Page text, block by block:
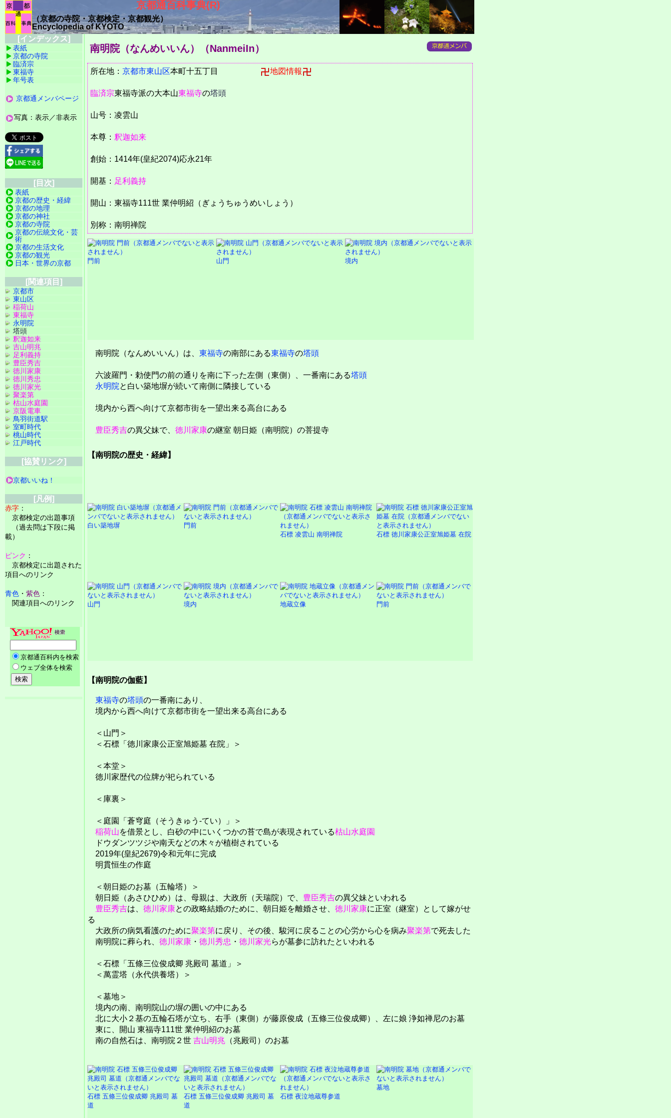
京都通百科事典(R)
（京都の寺院・京都検定・京都観光）
Encyclopedia of KYOTO
南明院（なんめいいん） （NanmeiIn）
所在地： 京都市東山区本町十五丁目 地図情報
臨済宗東福寺派の大本山東福寺の塔頭
山号：凌雲山
本尊： 釈迦如来
創始：1414年(皇紀2074)応永21年
開基： 足利義持
開山：東福寺111世 業仲明紹（ぎょうちゅうめいしょう）
別称：南明禅院
門前 山門 境内
南明院（なんめいいん）は、 東福寺の南部にある東福寺の塔頭
六波羅門・勅使門の前の通りを南に下った左側（東側）、一番南にある塔頭
永明院と白い築地塀が続いて南側に隣接している
境内から西へ向けて京都市街を一望出来る高台にある
豊臣秀吉の異父妹で、 徳川家康の継室 朝日姫（南明院）の菩提寺
【南明院の歴史・経緯】
白い築地塀
門前
石標 凌雲山 南明禅院
石標 徳川家康公正室旭姫墓 在院
山門 境内 地蔵立像 門前
【南明院の伽藍】
東福寺の塔頭の一番南にあり、
境内から西へ向けて京都市街を一望出来る高台にある
＜山門＞
＜石標「徳川家康公正室旭姫墓 在院」＞
＜本堂＞
徳川家歴代の位牌が祀られている
＜庫裏＞
＜庭園「蒼穹庭（そうきゅう-てい）」＞
稲荷山を借景とし、白砂の中にいくつかの苔で島が表現されている枯山水庭園
ドウダンツツジや南天などの木々が植樹されている
2019年(皇紀2679)令和元年に完成
明貫恒生の作庭
＜朝日姫のお墓（五輪塔）＞
朝日姫（あさひひめ）は、母親は、大政所（天瑞院）で、 豊臣秀吉の異父妹といわれる
豊臣秀吉は、 徳川家康との政略結婚のために、朝日姫を離婚させ、 徳川家康に正室（継室）として嫁がせ
る
大政所の病気看護のために聚楽第に戻り、その後、駿河に戻ることの心労から心を病み聚楽第で死去した
南明院に葬られ、 徳川家康 ・ 徳川秀忠 ・ 徳川家光らが墓参に訪れたといわれる
＜石標「五條三位俊成卿 兆殿司 墓道」＞
＜萬霊塔（永代供養塔）＞
＜墓地＞
境内の南、南明院山の塀の囲いの中にある
北に大小２基の五輪石塔が立ち、右手（東側）が藤原俊成（五條三位俊成卿）、左に娘 浄如禅尼のお墓
東に、開山 東福寺111世 業仲明紹のお墓
南の自然石は、南明院２世 吉山明兆 （兆殿司）のお墓
石標 五條三位俊成卿 兆殿司 墓
道
石標 五條三位俊成卿 兆殿司 墓
道
石標 夜泣地蔵尊参道
墓地
[インデックス]
表紙
京都の寺院
臨済宗
東福寺
年号表
京都通メンバページ
写真：表示／非表示
[目次]
表紙
京都の歴史・経緯
京都の地理
京都の神社
京都の寺院
京都の伝統文化・芸
術
京都の生活文化
京都の観光
日本・世界の京都
[関連項目]
京都市
東山区
稲荷山
東福寺
永明院
塔頭
釈迦如来
吉山明兆
足利義持
豊臣秀吉
徳川家康
徳川秀忠
徳川家光
聚楽第
枯山水庭園
京阪電車
鳥羽街道駅
室町時代
桃山時代
江戸時代
[協賛リンク]
京都いいね！
[凡例]
赤字 ：
京都検定の出題事項
（過去問は下段に掲
載）
ピンク ：
京都検定に出題された
項目へのリンク
青色 ・ 紫色 ：
関連項目へのリンク